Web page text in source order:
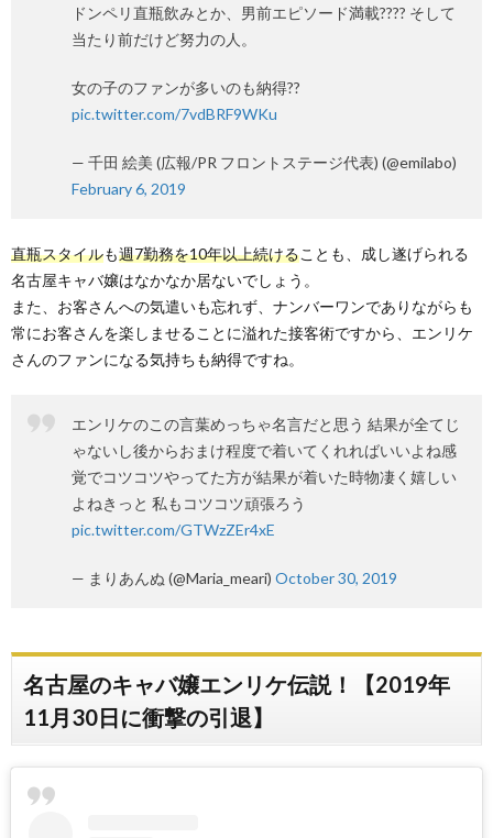
ドンペリ直瓶飲みとか、男前エピソード満載???? そして
当たり前だけど努力の人。
女の子のファンが多いのも納得??
pic.twitter.com/7vdBRF9WKu
— 千田 絵美 (広報/PR フロントステージ代表) (@emilabo)
February 6, 2019
直瓶スタイルも週7勤務を10年以上続けることも、成し遂げられる
名古屋キャバ嬢はなかなか居ないでしょう。
また、お客さんへの気遣いも忘れず、ナンバーワンでありながらも
常にお客さんを楽しませることに溢れた接客術ですから、エンリケ
さんのファンになる気持ちも納得ですね。
エンリケのこの言葉めっちゃ名言だと思う 結果が全てじ
ゃないし後からおまけ程度で着いてくれればいいよね感
覚でコツコツやってた方が結果が着いた時物凄く嬉しい
よねきっと 私もコツコツ頑張ろう
pic.twitter.com/GTWzZEr4xE
— まりあんぬ (@Maria_meari) October 30, 2019
名古屋のキャバ嬢エンリケ伝説！【2019年
11月30日に衝撃の引退】